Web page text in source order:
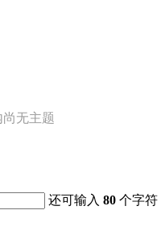
无主题
还可输入80 个字符